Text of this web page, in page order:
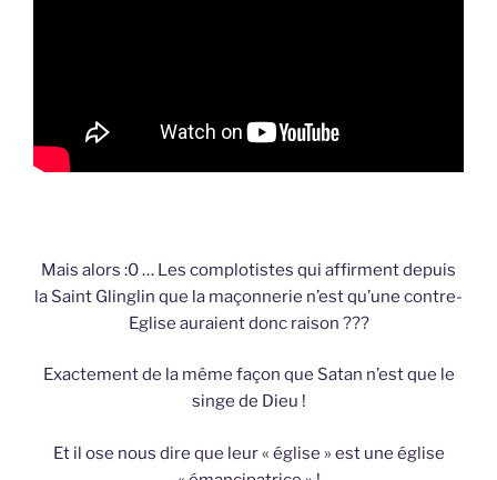
Mais alors :0 … Les complotistes qui affirment depuis
la Saint Glinglin que la maçonnerie n’est qu’une contre-
Eglise auraient donc raison ???
Exactement de la même façon que Satan n’est que le
singe de Dieu !
Et il ose nous dire que leur « église » est une église